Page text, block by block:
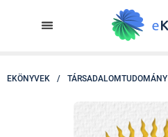
EKÖNYVEK / TÁRSADALOMTUDOMÁNY